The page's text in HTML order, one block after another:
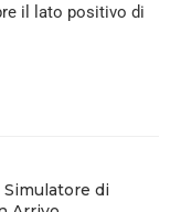
il lato positivo di
Simulatore di